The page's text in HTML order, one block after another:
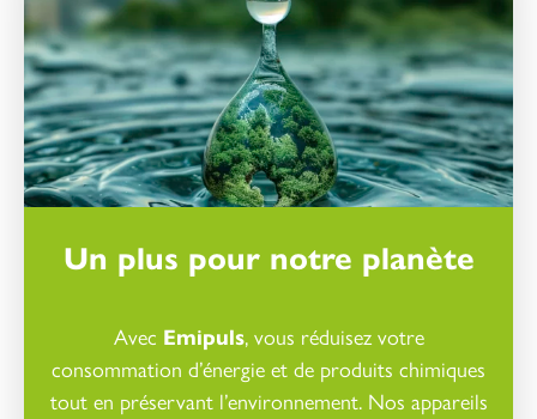
Un plus pour notre planète
Avec Emipuls, vous réduisez votre
consommation d’énergie et de produits chimiques
tout en préservant l’environnement. Nos appareils